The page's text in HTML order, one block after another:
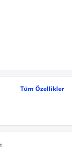
Tüm Özellikler